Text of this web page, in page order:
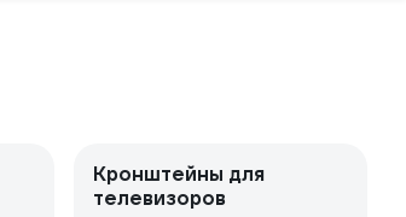
Кронштейны для
телевизоров